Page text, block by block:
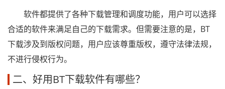
软件都提供了各种下载管理和调度功能，用户可以选择
合适的软件来满足自己的下载需求。但需要注意的是，BT
下载涉及到版权问题，用户应该尊重版权，遵守法律法规，
不进行侵权行为。
二、好用BT下载软件有哪些？